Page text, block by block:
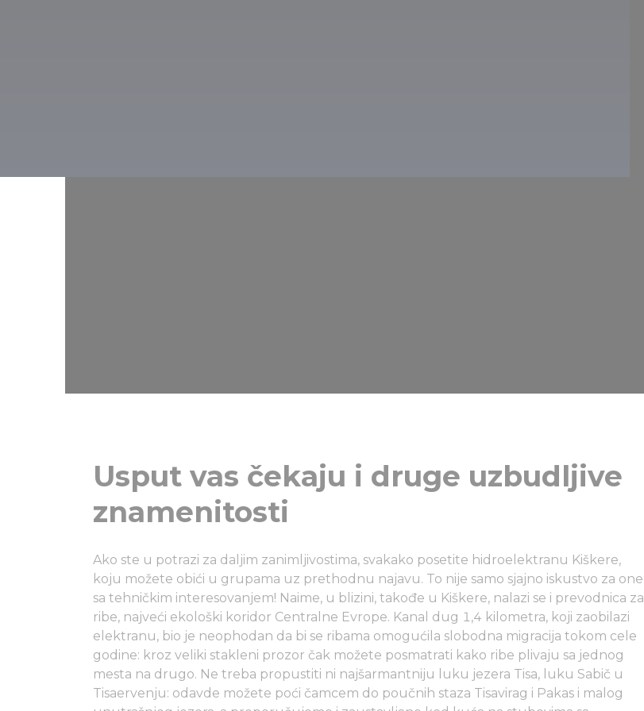
Usput vas čekaju i druge uzbudljive
znamenitosti
Ako ste u potrazi za daljim zanimljivostima, svakako posetite hidroelektranu Kiškere,
koju možete obići u grupama uz prethodnu najavu. To nije samo sjajno iskustvo za one
sa tehničkim interesovanjem! Naime, u blizini, takođe u Kiškere, nalazi se i prevodnica za
ribe, najveći ekološki koridor Centralne Evrope. Kanal dug 1,4 kilometra, koji zaobilazi
elektranu, bio je neophodan da bi se ribama omogućila slobodna migracija tokom cele
godine: kroz veliki stakleni prozor čak možete posmatrati kako ribe plivaju sa jednog
mesta na drugo. Ne treba propustiti ni najšarmantniju luku jezera Tisa, luku Sabič u
Tisaervenju: odavde možete poći čamcem do poučnih staza Tisavirag i Pakas i malog